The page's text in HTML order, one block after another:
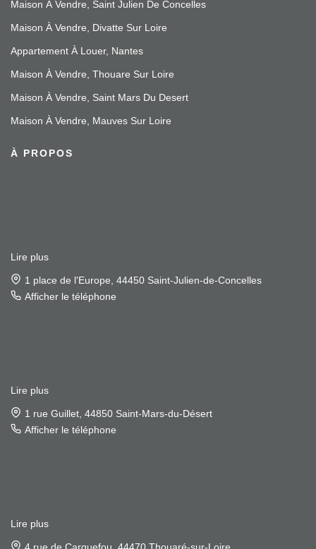
Maison À Vendre, Saint Julien De Concelles
Maison À Vendre, Divatte Sur Loire
Appartement À Louer, Nantes
Maison À Vendre, Thouare Sur Loire
Maison À Vendre, Saint Mars Du Desert
Maison À Vendre, Mauves Sur Loire
À PROPOS
Lire plus
1 place de l'Europe, 44450 Saint-Julien-de-Concelles
Afficher le téléphone
Lire plus
1 rue Guillet, 44850 Saint-Mars-du-Désert
Afficher le téléphone
Lire plus
4 rue de Carquefou, 44470 Thouaré-sur-Loire